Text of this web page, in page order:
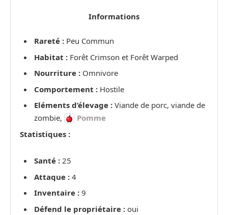
Informations
Rareté : Peu Commun
Habitat : Forêt Crimson et Forêt Warped
Nourriture : Omnivore
Comportement : Hostile
Eléments d’élevage : Viande de porc, viande de
zombie,
Pomme
Statistiques :
Santé : 25
Attaque : 4
Inventaire : 9
Défend le propriétaire : oui